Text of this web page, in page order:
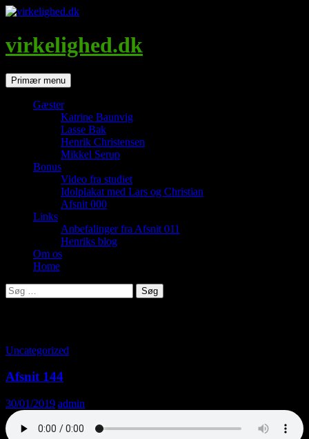
Hop
indhold
virkelighed.dk
SøgPrimær menu
Gæster
Katrine Baunvig
Lasse Bak
Henrik Christensen
Mikkel Serup
Bonus
Video fra studiet
Idolplakat med Lars og Christian
Afsnit 000
Links
Anbefalinger fra Afsnit 011
Henriks blog
Om os
Home
Søg
efter:
Uncategorized
Afsnit 144
30/01/2019 admin